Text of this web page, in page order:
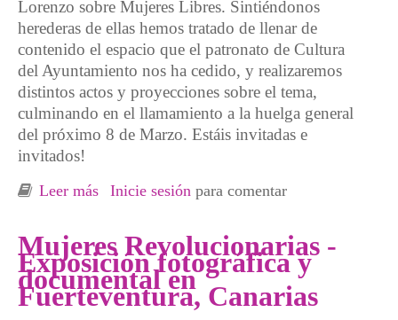
Lorenzo sobre Mujeres Libres. Sintiéndonos
herederas de ellas hemos tratado de llenar de
contenido el espacio que el patronato de Cultura
del Ayuntamiento nos ha cedido, y realizaremos
distintos actos y proyecciones sobre el tema,
culminando en el llamamiento a la huelga general
del próximo 8 de Marzo. Estáis invitadas e
invitados!
Leer más sobre Exposición Mujeres Libres en Alcázar
Inicie sesión para comentar
Mujeres Revolucionarias -
Exposición fotográfica y
documental en
Fuerteventura, Canarias